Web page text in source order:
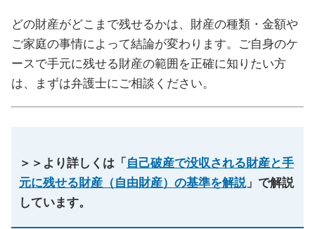
どの財産がどこまで残せるかは、財産の種類・金額や
ご家庭の事情によって結論が変わります。ご自身のケ
ースで手元に残せる財産の範囲を正確に知りたい方
は、まずは弁護士にご相談ください。
＞＞より詳しくは「 自己破産で没収される財産と手
元に残せる財産（自由財産）の基準を解説」で解説
しています。